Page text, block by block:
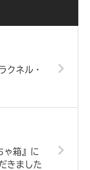
クネル・
箱』に
きました